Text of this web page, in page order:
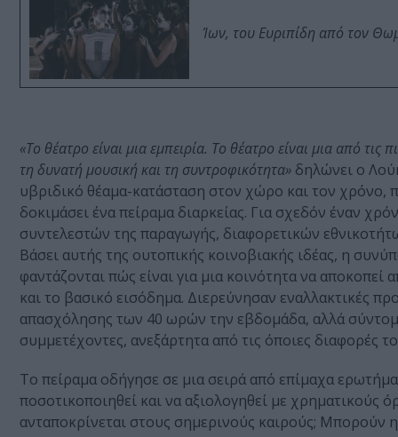
Ίων, του Ευριπίδη από τον
«Το θέατρο είναι μια εμπειρία. Το θέατρο είναι μια από
τη δυνατή μουσική και τη συντροφικότητα» δηλώνει ο
υβριδικό θέαμα-κατάσταση στον χώρο και τον
δοκιμάσει ένα πείραμα διαρκείας. Για σχεδόν έναν
συντελεστών της παραγωγής, διαφορετικών
Βάσει αυτής της ουτοπικής κοινοβιακής ιδέας, η
φαντάζονται πώς είναι για μια κοινότητα να
και το βασικό εισόδημα. Διερεύνησαν εναλλακτικές
απασχόλησης των 40 ωρών την εβδομάδα, αλλά
συμμετέχοντες, ανεξάρτητα από τις όποιες διαφορές
Το πείραμα οδήγησε σε μια σειρά από επίμαχα
ποσοτικοποιηθεί και να αξιολογηθεί με χρηματικούς
ανταποκρίνεται στους σημερινούς καιρούς;